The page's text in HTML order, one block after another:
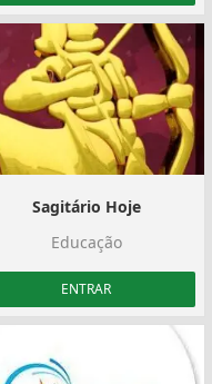
Sagitário Hoje
Educação
ENTRAR